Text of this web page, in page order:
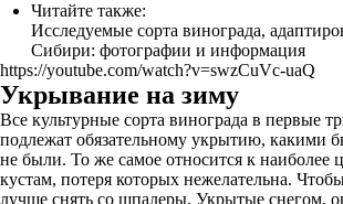
Читайте также:
Исследуемые сорта винограда,
Сибири: фотографии и информация
https://youtube.com/watch?v=swzCuVc-uaQ
Укрывание на зиму
Все культурные сорта винограда в первые
подлежат обязательному укрытию, какими
не были. То же самое относится к
кустам, потеря которых нежелательна.
лучше снять со шпалеры. Укрытые снегом,